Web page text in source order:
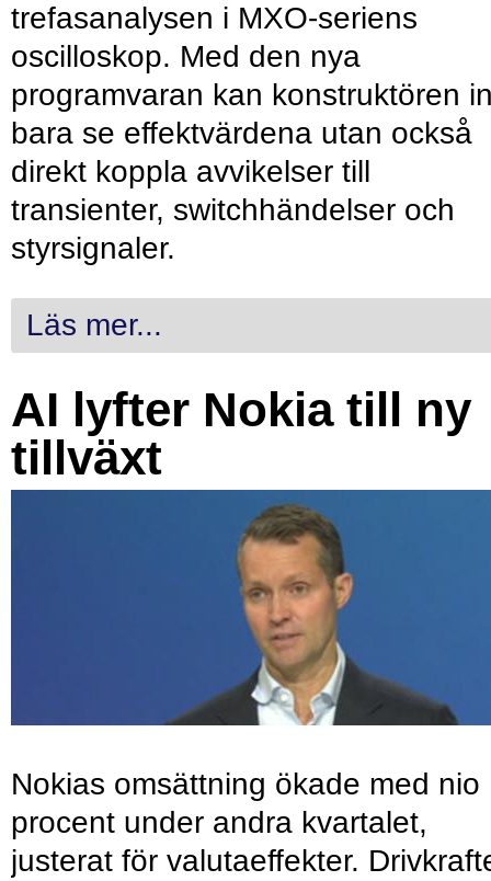
trefasanalysen i MXO-seriens
oscilloskop. Med den nya
programvaran kan konstruktören
bara se effektvärdena utan också
direkt koppla avvikelser till
transienter, switchhändelser och
styrsignaler.
Läs mer...
AI lyfter Nokia till ny
tillväxt
Nokias omsättning ökade med nio
procent under andra kvartalet,
justerat för valutaeffekter.